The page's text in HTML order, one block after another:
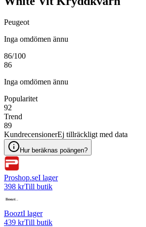
Peugeot
Inga omdömen ännu
86/100
86
Inga omdömen ännu
Popularitet
92
Trend
89
KundrecensionerEj tillräckligt med data
Hur beräknas poängen?
Proshop.seI lager
398 krTill butik
BooztI lager
439 krTill butik